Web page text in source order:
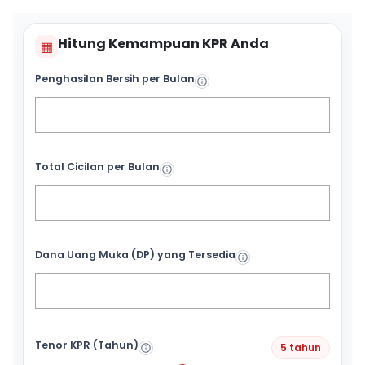
▦ Hitung Kemampuan KPR Anda
Penghasilan Bersih per Bulan
Total Cicilan per Bulan
Dana Uang Muka (DP) yang Tersedia
Tenor KPR (Tahun) 5 tahun